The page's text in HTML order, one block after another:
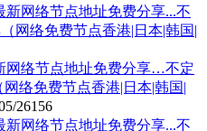
网络节点地址免费分享…不定
络免费节点香港|日本|韩国|
26156